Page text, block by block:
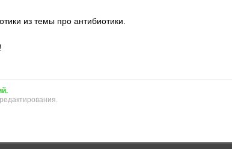
из темы про антибиотики.